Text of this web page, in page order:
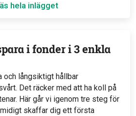
hela inlägget
i fonder i 3 enkla
och långsiktigt hållbar
Det räcker med att ha koll på
Här går vi igenom tre steg för
skaffar dig ett första